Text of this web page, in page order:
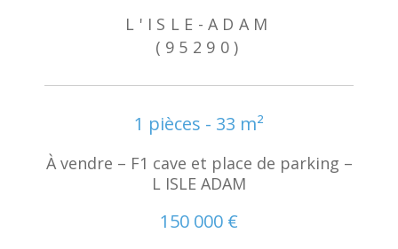
L'ISLE-ADAM
(95290)
1 pièces - 33 m²
À vendre – F1 cave et place de parking –
L ISLE ADAM
150 000 €